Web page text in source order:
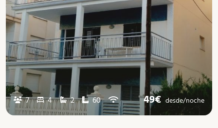
7 4 2 60 49€ desde/noche